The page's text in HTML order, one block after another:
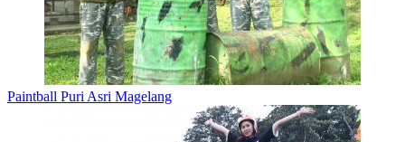
Paintball Puri Asri Magelang